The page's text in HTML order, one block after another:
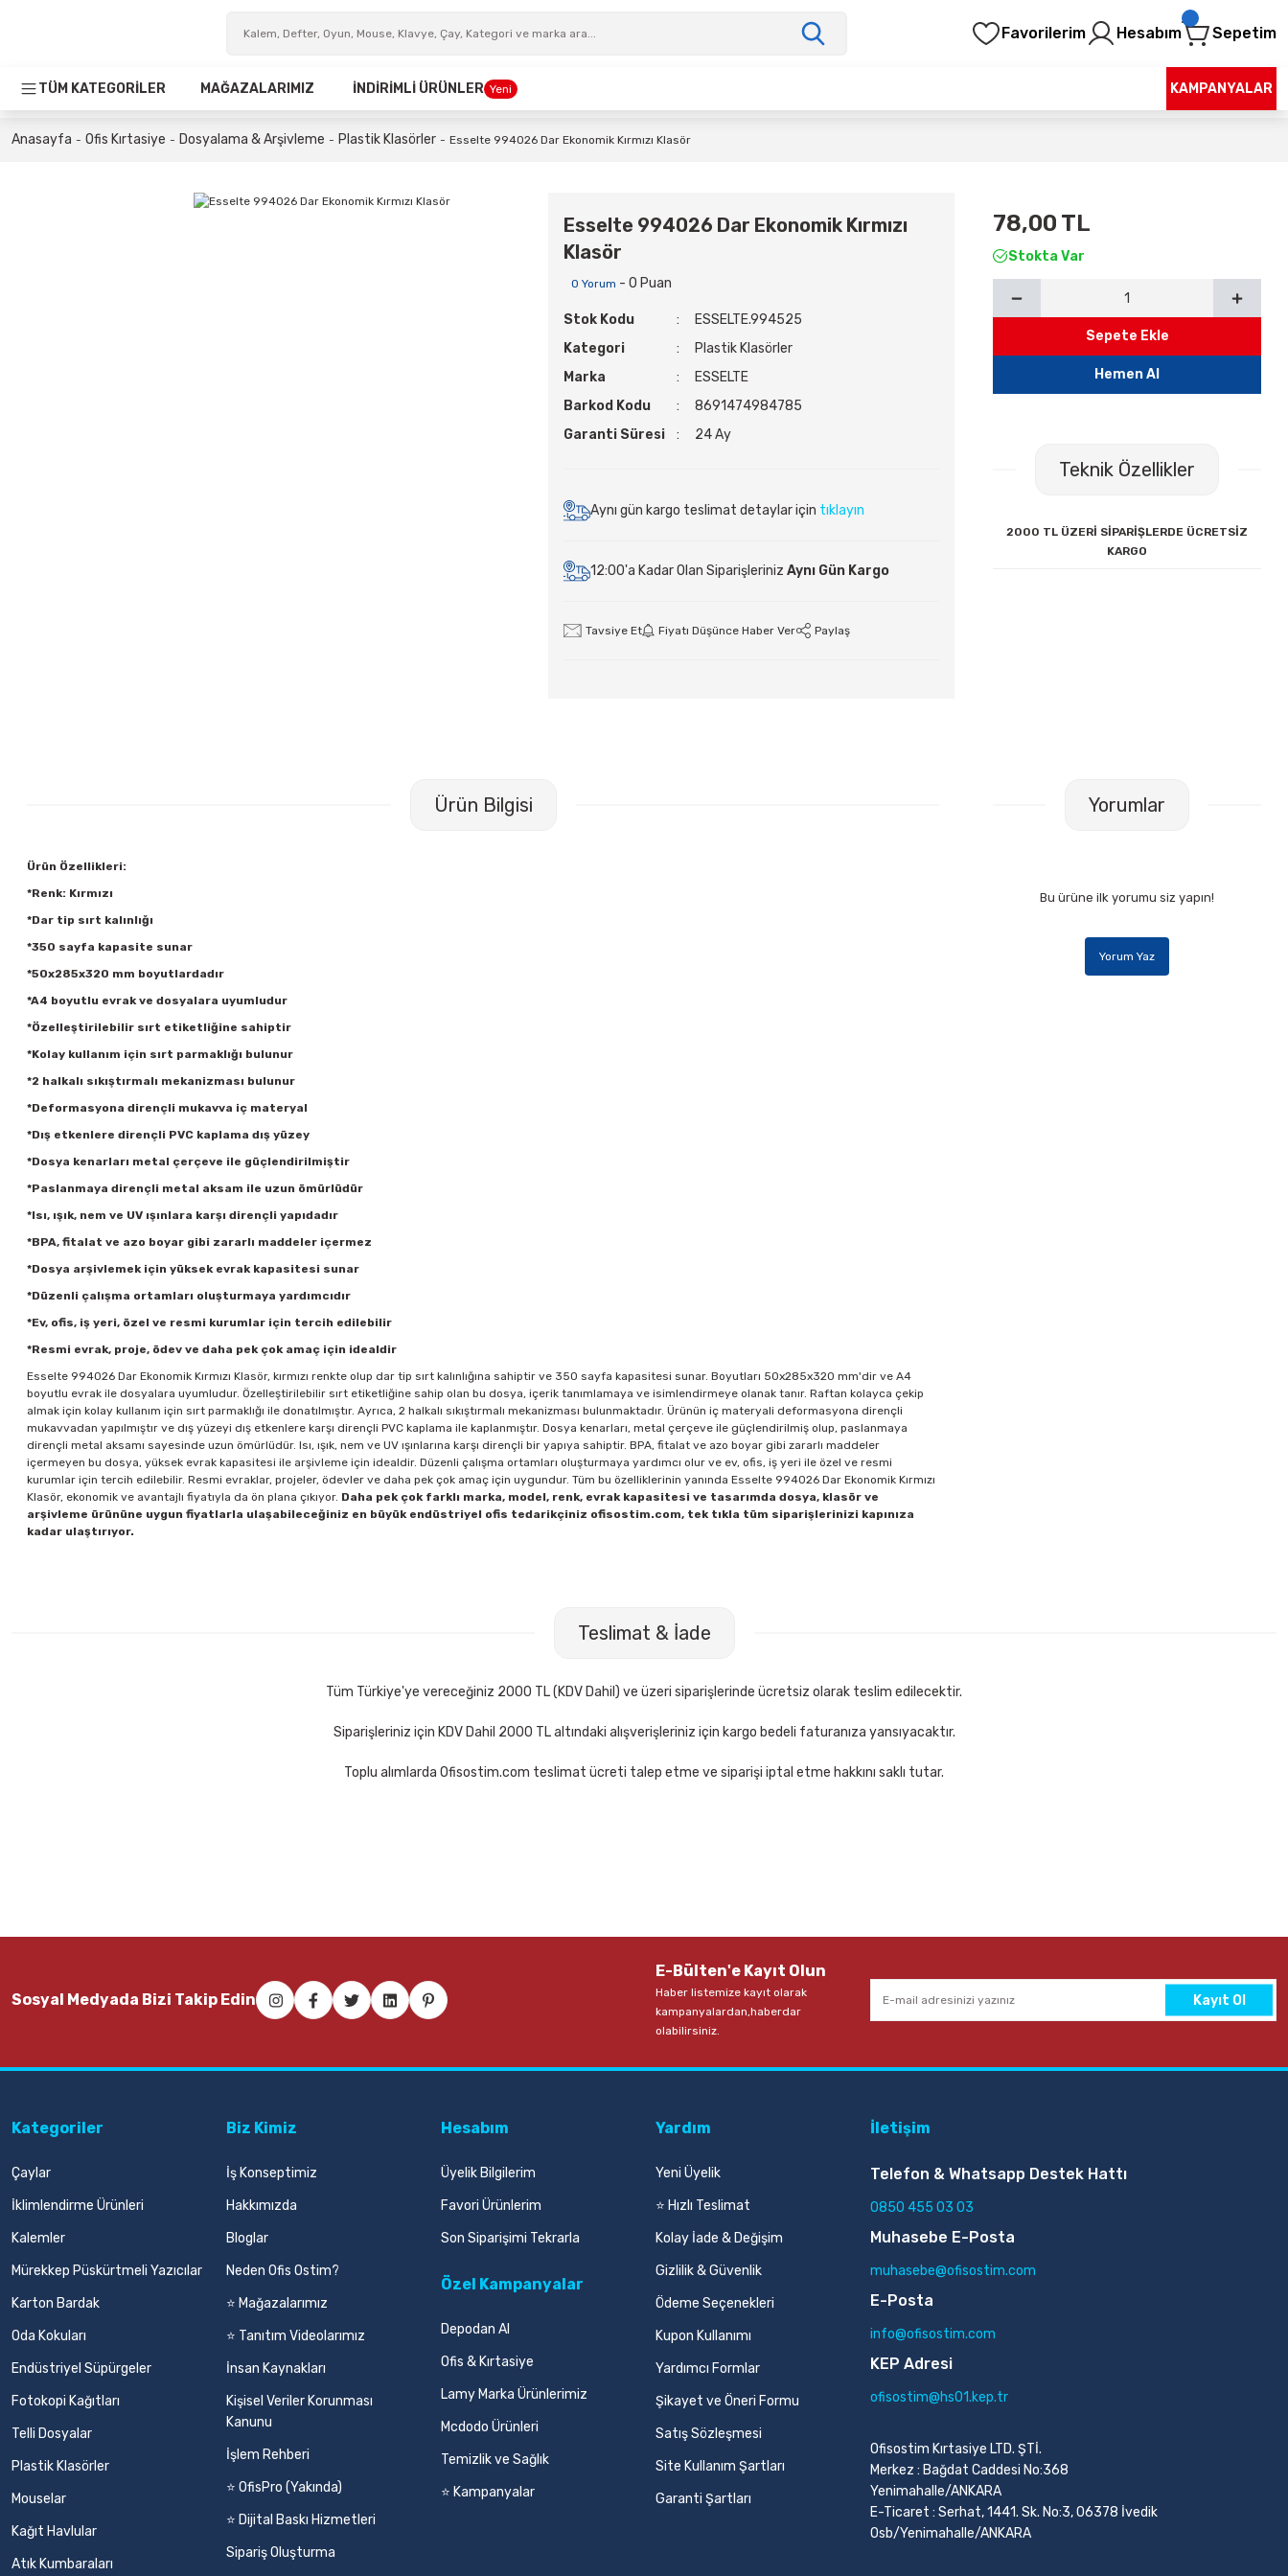
Favorilerim Hesabım Sepetim
TÜM KATEGORİLER MAĞAZALARIMIZ İNDİRİMLİ ÜRÜNLER Yeni KAMPANYALAR
Anasayfa Ofis Kırtasiye Dosyalama & Arşivleme Plastik Klasörler Esselte 994026 Dar Ekonomik Kırmızı Klasör
Esselte 994026 Dar Ekonomik Kırmızı
Klasör
0 Yorum - 0 Puan
Stok Kodu
ESSELTE.994525
Kategori
Plastik Klasörler
Marka
ESSELTE
Barkod Kodu
8691474984785
Garanti Süresi
24 Ay
Aynı gün kargo teslimat detaylar için tıklayın
12:00'a Kadar Olan Siparişleriniz Aynı Gün Kargo
Tavsiye Et Fiyatı Düşünce Haber Ver Paylaş
78,00 TL
Stokta Var
Sepete Ekle
Hemen Al
Teknik Özellikler
2000 TL ÜZERİ SİPARİŞLERDE ÜCRETSİZ
KARGO
Ürün Bilgisi
Ürün Özellikleri:
*Renk: Kırmızı
*Dar tip sırt kalınlığı
*350 sayfa kapasite sunar
*50x285x320 mm boyutlardadır
*A4 boyutlu evrak ve dosyalara uyumludur
*Özelleştirilebilir sırt etiketliğine sahiptir
*Kolay kullanım için sırt parmaklığı bulunur
*2 halkalı sıkıştırmalı mekanizması bulunur
*Deformasyona dirençli mukavva iç materyal
*Dış etkenlere dirençli PVC kaplama dış yüzey
*Dosya kenarları metal çerçeve ile güçlendirilmiştir
*Paslanmaya dirençli metal aksam ile uzun ömürlüdür
*Isı, ışık, nem ve UV ışınlara karşı dirençli yapıdadır
*BPA, fitalat ve azo boyar gibi zararlı maddeler içermez
*Dosya arşivlemek için yüksek evrak kapasitesi sunar
*Düzenli çalışma ortamları oluşturmaya yardımcıdır
*Ev, ofis, iş yeri, özel ve resmi kurumlar için tercih edilebilir
*Resmi evrak, proje, ödev ve daha pek çok amaç için idealdir
Esselte 994026 Dar Ekonomik Kırmızı Klasör, kırmızı renkte olup dar tip sırt kalınlığına sahiptir ve 350 sayfa kapasitesi sunar. Boyutları 50x285x320 mm'dir ve A4
boyutlu evrak ile dosyalara uyumludur. Özelleştirilebilir sırt etiketliğine sahip olan bu dosya, içerik tanımlamaya ve isimlendirmeye olanak tanır. Raftan kolayca çekip
almak için kolay kullanım için sırt parmaklığı ile donatılmıştır. Ayrıca, 2 halkalı sıkıştırmalı mekanizması bulunmaktadır. Ürünün iç materyali deformasyona dirençli
mukavvadan yapılmıştır ve dış yüzeyi dış etkenlere karşı dirençli PVC kaplama ile kaplanmıştır. Dosya kenarları, metal çerçeve ile güçlendirilmiş olup, paslanmaya
dirençli metal aksamı sayesinde uzun ömürlüdür. Isı, ışık, nem ve UV ışınlarına karşı dirençli bir yapıya sahiptir. BPA, fitalat ve azo boyar gibi zararlı maddeler
içermeyen bu dosya, yüksek evrak kapasitesi ile arşivleme için idealdir. Düzenli çalışma ortamları oluşturmaya yardımcı olur ve ev, ofis, iş yeri ile özel ve resmi
kurumlar için tercih edilebilir. Resmi evraklar, projeler, ödevler ve daha pek çok amaç için uygundur. Tüm bu özelliklerinin yanında Esselte 994026 Dar Ekonomik Kırmızı
Klasör, ekonomik ve avantajlı fiyatıyla da ön plana çıkıyor. Daha pek çok farklı marka, model, renk, evrak kapasitesi ve tasarımda dosya, klasör ve
arşivleme ürününe uygun fiyatlarla ulaşabileceğiniz en büyük endüstriyel ofis tedarikçiniz ofisostim.com, tek tıkla tüm siparişlerinizi kapınıza
kadar ulaştırıyor.
Yorumlar
Bu ürüne ilk yorumu siz yapın!
Yorum Yaz
Teslimat & İade
Tüm Türkiye'ye vereceğiniz 2000 TL (KDV Dahil) ve üzeri siparişlerinde ücretsiz olarak teslim edilecektir.
Siparişleriniz için KDV Dahil 2000 TL altındaki alışverişleriniz için kargo bedeli faturanıza yansıyacaktır.
Toplu alımlarda Ofisostim.com teslimat ücreti talep etme ve siparişi iptal etme hakkını saklı tutar.
Sosyal Medyada Bizi Takip Edin
E-Bülten'e Kayıt Olun
Haber listemize kayıt olarak
kampanyalardan,haberdar
olabilirsiniz.
Kayıt Ol
Kategoriler
Çaylar
İklimlendirme Ürünleri
Kalemler
Mürekkep Püskürtmeli Yazıcılar
Karton Bardak
Oda Kokuları
Endüstriyel Süpürgeler
Fotokopi Kağıtları
Telli Dosyalar
Plastik Klasörler
Mouselar
Kağıt Havlular
Atık Kumbaraları
Biz Kimiz
İş Konseptimiz
Hakkımızda
Bloglar
Neden Ofis Ostim?
⭐ Mağazalarımız
⭐ Tanıtım Videolarımız
İnsan Kaynakları
Kişisel Veriler Korunması
Kanunu
İşlem Rehberi
⭐ OfisPro (Yakında)
⭐ Dijital Baskı Hizmetleri
Sipariş Oluşturma
Hesabım
Üyelik Bilgilerim
Favori Ürünlerim
Son Siparişimi Tekrarla
Özel Kampanyalar
Depodan Al
Ofis & Kırtasiye
Lamy Marka Ürünlerimiz
Mcdodo Ürünleri
Temizlik ve Sağlık
⭐ Kampanyalar
Yardım
Yeni Üyelik
⭐ Hızlı Teslimat
Kolay İade & Değişim
Gizlilik & Güvenlik
Ödeme Seçenekleri
Kupon Kullanımı
Yardımcı Formlar
Şikayet ve Öneri Formu
Satış Sözleşmesi
Site Kullanım Şartları
Garanti Şartları
İletişim
Telefon & Whatsapp Destek Hattı
0850 455 03 03
Muhasebe E-Posta
muhasebe@ofisostim.com
E-Posta
info@ofisostim.com
KEP Adresi
ofisostim@hs01.kep.tr
Ofisostim Kırtasiye LTD. ŞTİ.
Merkez : Bağdat Caddesi No:368
Yenimahalle/ANKARA
E-Ticaret : Serhat, 1441. Sk. No:3, 06378 İvedik
Osb/Yenimahalle/ANKARA